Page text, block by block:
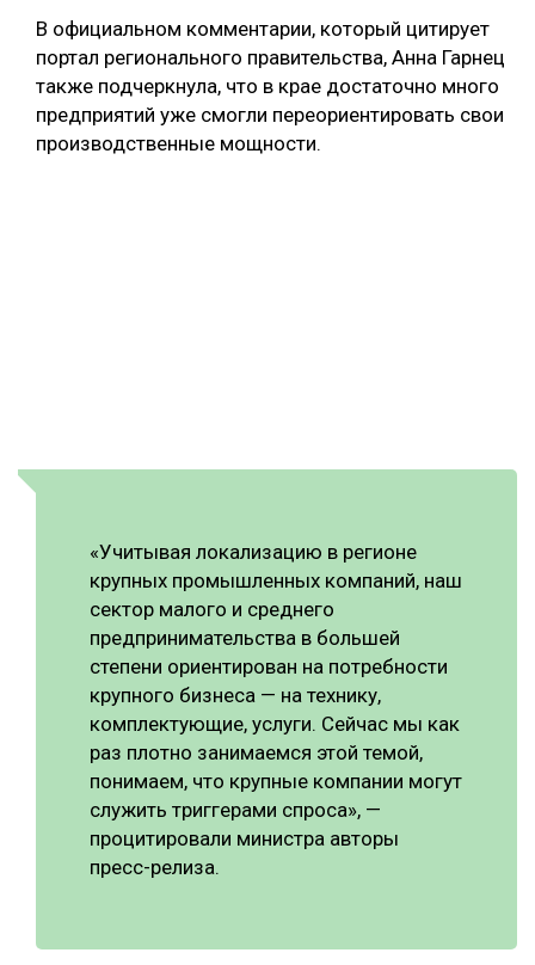
В официальном комментарии, который цитирует
портал регионального правительства, Анна Гарнец
также подчеркнула, что в крае достаточно много
предприятий уже смогли переориентировать свои
производственные мощности.
«Учитывая локализацию в регионе
крупных промышленных компаний, наш
сектор малого и среднего
предпринимательства в большей
степени ориентирован на потребности
крупного бизнеса — на технику,
комплектующие, услуги. Сейчас мы как
раз плотно занимаемся этой темой,
понимаем, что крупные компании могут
служить триггерами спроса», —
процитировали министра авторы
пресс-релиза.